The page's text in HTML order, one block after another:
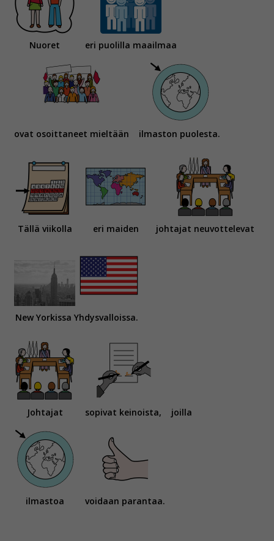
Nuoret eri puolilla maailmaa
ovat osoittaneet mieltään ilmaston puolesta.
Tällä viikolla eri maiden johtajat neuvottelevat
New Yorkissa Yhdysvalloissa.
Johtajat sopivat keinoista, joilla
ilmastoa voidaan parantaa.